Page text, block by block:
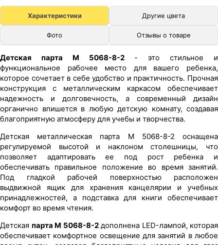
Характеристики Другие цвета
Фото Отзывы о товаре
Детская парта M 5068-8-2- это стильное и
функциональное рабочее место для вашего ребенка,
которое сочетает в себе удобство и практичность. Прочная
конструкция с металлическим каркасом обеспечивает
надежность и долговечность, а современный дизайн
органично впишется в любую детскую комнату, создавая
благоприятную атмосферу для учебы и творчества.
Детская металлическая парта M 5068-8-2 оснащена
регулируемой высотой и наклоном столешницы, что
позволяет адаптировать ее под рост ребенка и
обеспечивать правильное положение во время занятий.
Под гладкой рабочей поверхностью расположен
выдвижной ящик для хранения канцелярии и учебных
принадлежностей, а подставка для книги обеспечивает
комфорт во время чтения.
Детская парта M 5068-8-2дополнена LED-лампой, которая
обеспечивает комфортное освещение для занятий в любое